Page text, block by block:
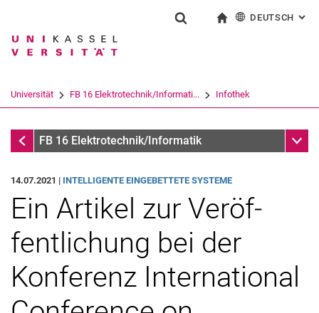
Springe direkt zu: Inhalt
Springe direkt zu: Suche
Springe direkt zu:
Suchbegriff
Suchen (öffnet externen Link in einem
DEUTSCH :
Universität FB 16 Elektrotechnik/Informati... Infothek
InfothekFB 16 Elektrotechnik/Informatik
14.07.2021 | INTELLIGENTE EINGEBETTETE SYSTEME
Ein Ar­ti­kel zur Ver­öf­
fent­li­chung bei der
Konferenz International